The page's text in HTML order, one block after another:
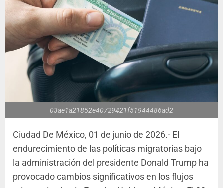
03ae1a21852e40729421f51944486ad2
Ciudad De México, 01 de junio de 2026.- El
endurecimiento de las políticas migratorias bajo
la administración del presidente Donald Trump ha
provocado cambios significativos en los flujos